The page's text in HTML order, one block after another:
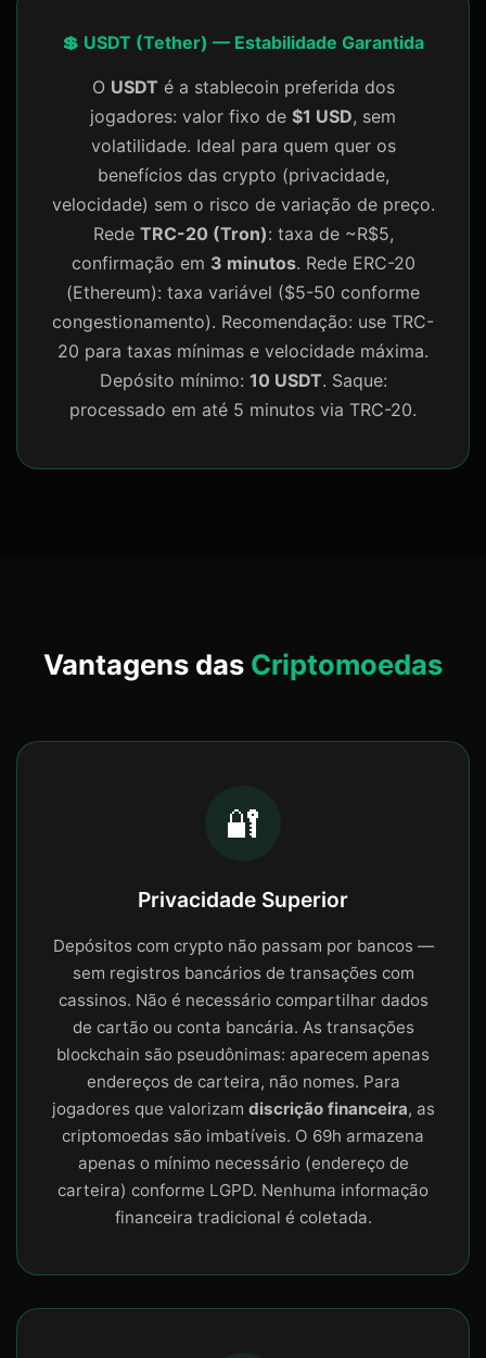
💲 USDT (Tether) — Estabilidade Garantida
O USDT é a stablecoin preferida dos
jogadores: valor fixo de $1 USD, sem
volatilidade. Ideal para quem quer os
benefícios das crypto (privacidade,
velocidade) sem o risco de variação de preço.
Rede TRC-20 (Tron): taxa de ~R$5,
confirmação em 3 minutos. Rede ERC-20
(Ethereum): taxa variável ($5-50 conforme
congestionamento). Recomendação: use TRC-
20 para taxas mínimas e velocidade máxima.
Depósito mínimo: 10 USDT. Saque:
processado em até 5 minutos via TRC-20.
Vantagens das Criptomoedas
🔐
Privacidade Superior
Depósitos com crypto não passam por bancos —
sem registros bancários de transações com
cassinos. Não é necessário compartilhar dados
de cartão ou conta bancária. As transações
blockchain são pseudônimas: aparecem apenas
endereços de carteira, não nomes. Para
jogadores que valorizam discrição financeira, as
criptomoedas são imbatíveis. O 69h armazena
apenas o mínimo necessário (endereço de
carteira) conforme LGPD. Nenhuma informação
financeira tradicional é coletada.